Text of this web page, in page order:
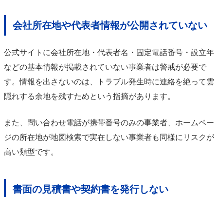
会社所在地や代表者情報が公開されていない
公式サイトに会社所在地・代表者名・固定電話番号・設立年
などの基本情報が掲載されていない事業者は警戒が必要で
す。情報を出さないのは、トラブル発生時に連絡を絶って雲
隠れする余地を残すためという指摘があります。
また、問い合わせ電話が携帯番号のみの事業者、ホームペー
ジの所在地が地図検索で実在しない事業者も同様にリスクが
高い類型です。
書面の見積書や契約書を発行しない